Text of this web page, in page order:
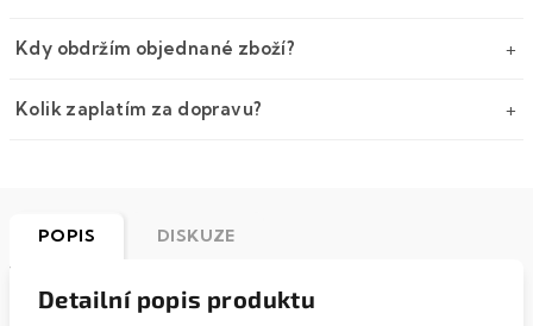
Kdy obdržím objednané zboží?
Kolik zaplatím za dopravu?
POPIS DISKUZE
Detailní popis produktu